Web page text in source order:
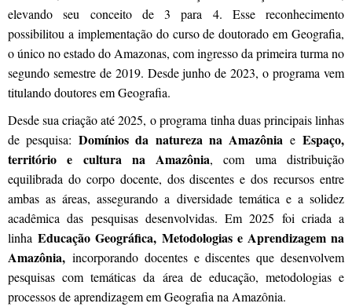
elevando seu conceito de 3 para 4. Esse reconhecimento
possibilitou a implementação do curso de doutorado em Geografia,
o único no estado do Amazonas, com ingresso da primeira turma no
segundo semestre de 2019. Desde junho de 2023, o programa vem
titulando doutores em Geografia.
Desde sua criação até 2025, o programa tinha duas principais linhas
de pesquisa:Domínios da natureza na Amazônia e Espaço,
território e cultura na Amazônia, com uma distribuição
equilibrada do corpo docente, dos discentes e dos recursos entre
ambas as áreas, assegurando a diversidade temática e a solidez
acadêmica das pesquisas desenvolvidas. Em 2025 foi criada a
linhaEducação Geográfica, Metodologias e Aprendizagem na
Amazônia, incorporando docentes e discentes que desenvolvem
pesquisas com temáticas da área de educação, metodologias e
processos de aprendizagem em Geografia na Amazônia.